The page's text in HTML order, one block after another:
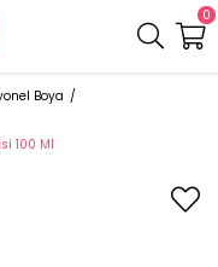
0
Boya
100 Ml